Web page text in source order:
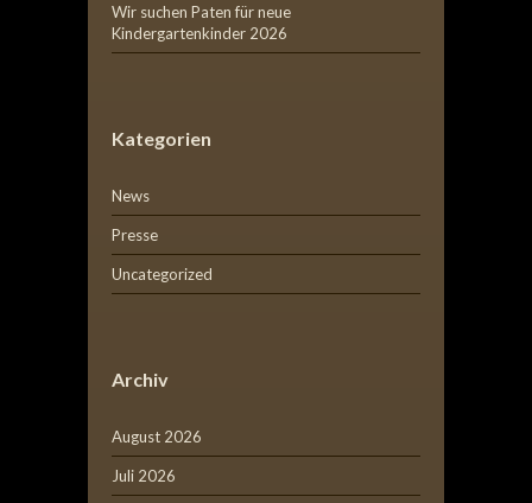
Wir suchen Paten für neue
Kindergartenkinder 2026
Kategorien
News
Presse
Uncategorized
Archiv
August 2026
Juli 2026